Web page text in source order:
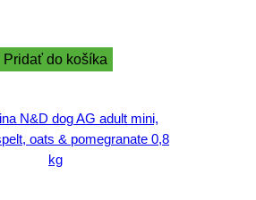
Pridať do košíka